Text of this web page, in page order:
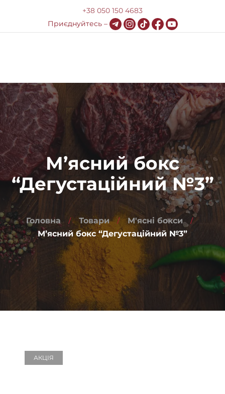
+38 050 150 4683
Приєднуйтесь –
Меню
Про компанію
Доставка та оплата
HoReCa
Блог
Контакти
М’ясний бокс
“Дегустаційний №3”
Головна Товари
М'ясні бокси
М’ясний бокс “Дегустаційний №3”
АКЦІЯ